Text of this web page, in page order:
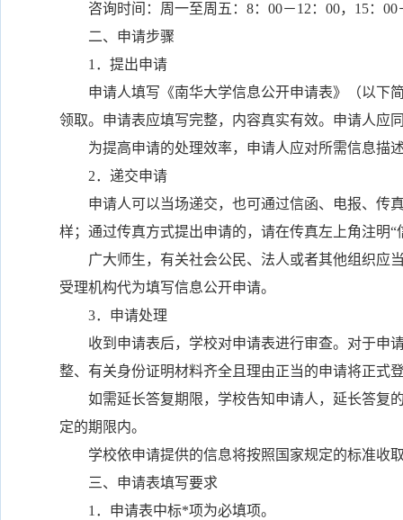
咨询时间：周一至周五：8：00－12：00，15：00
二、申请步骤
1．提出申请
申请人填写《南华大学信息公开申请表》（以下简
领取。申请表应填写完整，内容真实有效。申请人应
为提高申请的处理效率，申请人应对所需信息描述
2．递交申请
申请人可以当场递交，也可通过信函、电报、传真
样；通过传真方式提出申请的，请在传真左上角注明
广大师生，有关社会公民、法人或者其他组织应当
受理机构代为填写信息公开申请。
3．申请处理
收到申请表后，学校对申请表进行审查。对于申请
整、有关身份证明材料齐全且理由正当的申请将正式
如需延长答复期限，学校告知申请人，延长答复的
定的期限内。
学校依申请提供的信息将按照国家规定的标准收
三、申请表填写要求
1．申请表中标*项为必填项。